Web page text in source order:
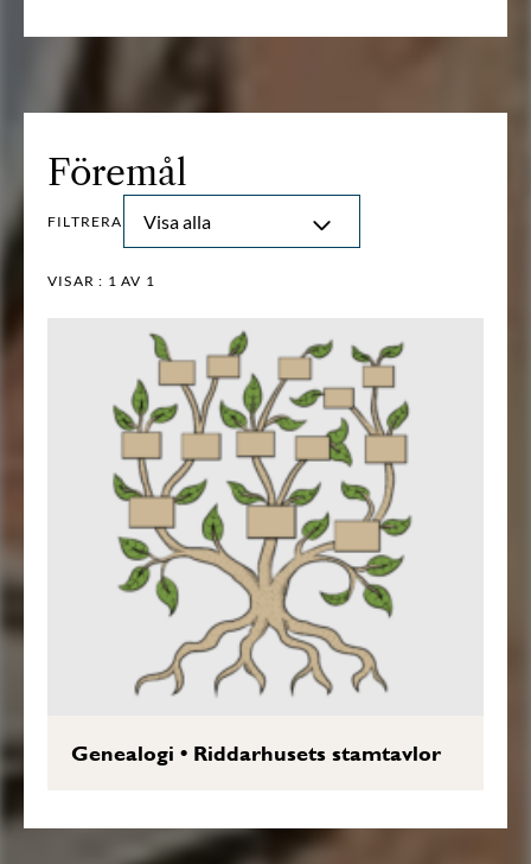
Föremål
FILTRERA Visa alla
VISAR : 1 AV 1
Genealogi • Riddarhusets stamtavlor